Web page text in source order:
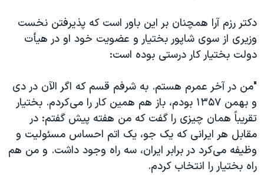
دکتر رزم آرا همچنان بر این باور است که پذیرفتن نخست
وزیری از سوی شاپور بختیار و عضویت خود او در هیأت
دولت بختیار کار درستی بوده است:
"من در آخر عمرم هستم. به شرفم قسم که اگر الآن در دی
و بهمن ۱۳۵۷ بودم، باز هم همین کار را می‌کردم. بختیار
تقریباً همان چیزی را گفت که من هفته پیش گفتم: در
مقابل هر ایرانی که یک جو، یک اتم احساس مسئولیت و
وظیفه می‌کرد در برابر ایران، سه راه وجود داشت. و من هم
راه بختیار را انتخاب کردم.